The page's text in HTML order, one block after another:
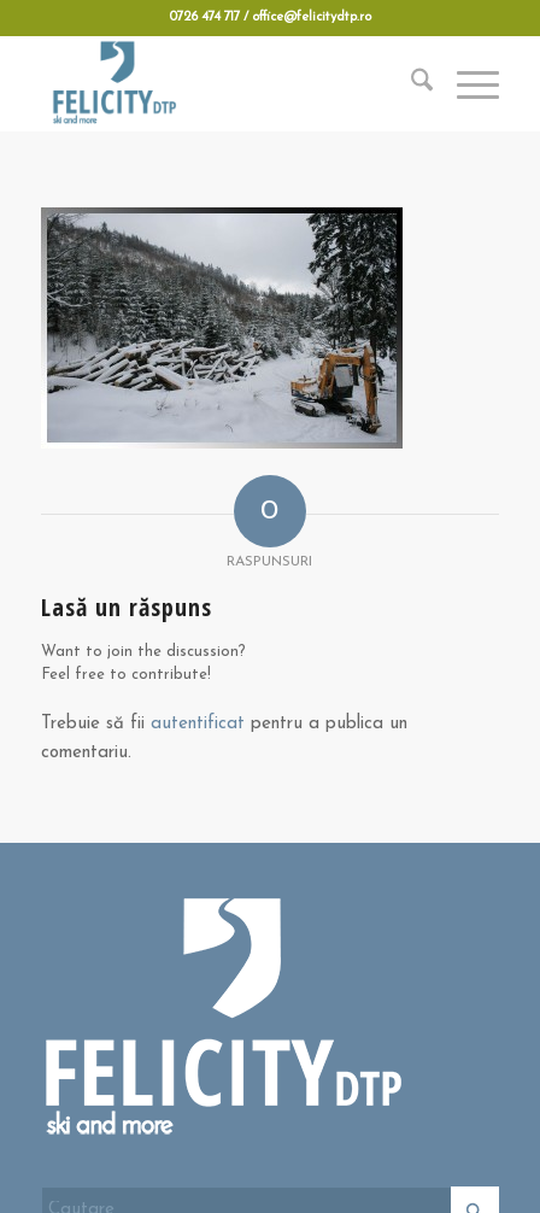
0726 474 717 / office@felicitydtp.ro
0
RASPUNSURI
Lasă un răspuns
Want to join the discussion?
Feel free to contribute!
Trebuie să fii autentificat pentru a publica un
comentariu.